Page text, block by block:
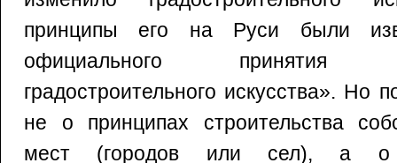
принципы его на Руси были
официального принятия
градостроительного искусства». Но
не о принципах строительства
мест (городов или сел), а о